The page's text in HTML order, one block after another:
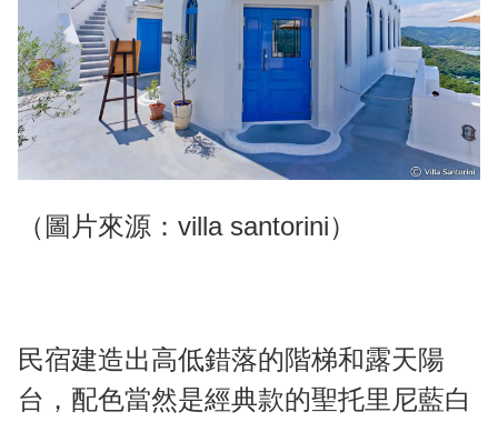
（圖片來源：villa santorini）
民宿建造出高低錯落的階梯和露天陽
台，配色當然是經典款的聖托里尼藍白